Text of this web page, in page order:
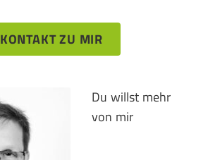
KONTAKT ZU MIR
Du willst mehr
von mir